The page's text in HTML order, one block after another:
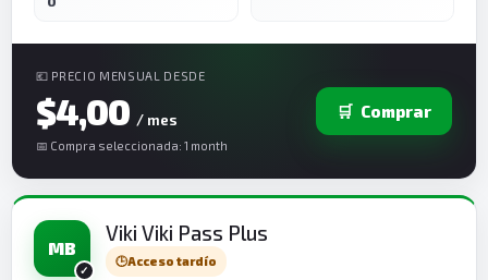
💶 PRECIO MENSUAL DESDE
$4,00 / mes
📅 Compra seleccionada: 1 month
🛒 Comprar
MB
Viki Viki Pass Plus
🕒Acceso tardío